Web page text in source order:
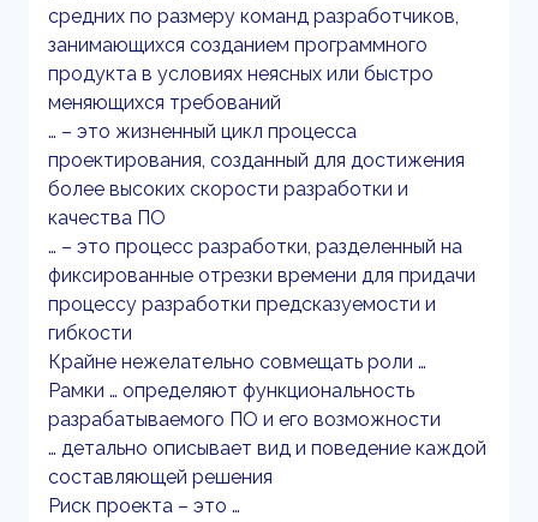
средних по размеру команд разработчиков,
занимающихся созданием программного
продукта в условиях неясных или быстро
меняющихся требований
… – это жизненный цикл процесса
проектирования, созданный для достижения
более высоких скорости разработки и
качества ПО
… – это процесс разработки, разделенный на
фиксированные отрезки времени для придачи
процессу разработки предсказуемости и
гибкости
Крайне нежелательно совмещать роли …
Рамки … определяют функциональность
разрабатываемого ПО и его возможности
… детально описывает вид и поведение каждой
составляющей решения
Риск проекта – это …